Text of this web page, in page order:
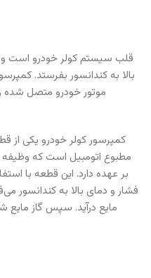
قلب سیستم کولر خودرو است و
بالا به کندانسور بفرستد.
موتور خودرو متصل شده و
کمپرسور کولر خودرو یکی از
مطبوع اتومبیل است که وظیفه
بر عهده دارد. این قطعه با
فشار و دمای بالا به کندانسور
مایع درآید. سپس گاز مایع